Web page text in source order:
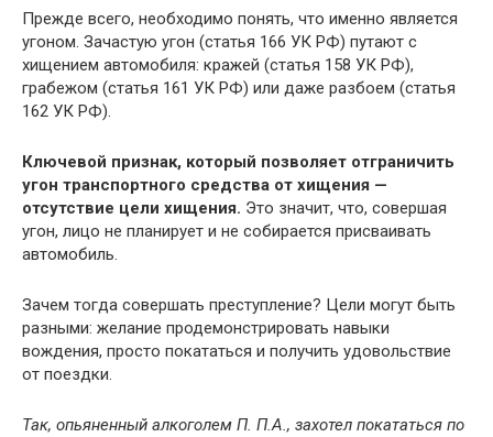
Прежде всего, необходимо понять, что именно является
угоном. Зачастую угон (статья 166 УК РФ) путают с
хищением автомобиля: кражей (статья 158 УК РФ),
грабежом (статья 161 УК РФ) или даже разбоем (статья
162 УК РФ).
Ключевой признак, который позволяет отграничить
угон транспортного средства от хищения —
отсутствие цели хищения. Это значит, что, совершая
угон, лицо не планирует и не собирается присваивать
автомобиль.
Зачем тогда совершать преступление? Цели могут быть
разными: желание продемонстрировать навыки
вождения, просто покататься и получить удовольствие
от поездки.
Так, опьяненный алкоголем П. П.А., захотел покататься по